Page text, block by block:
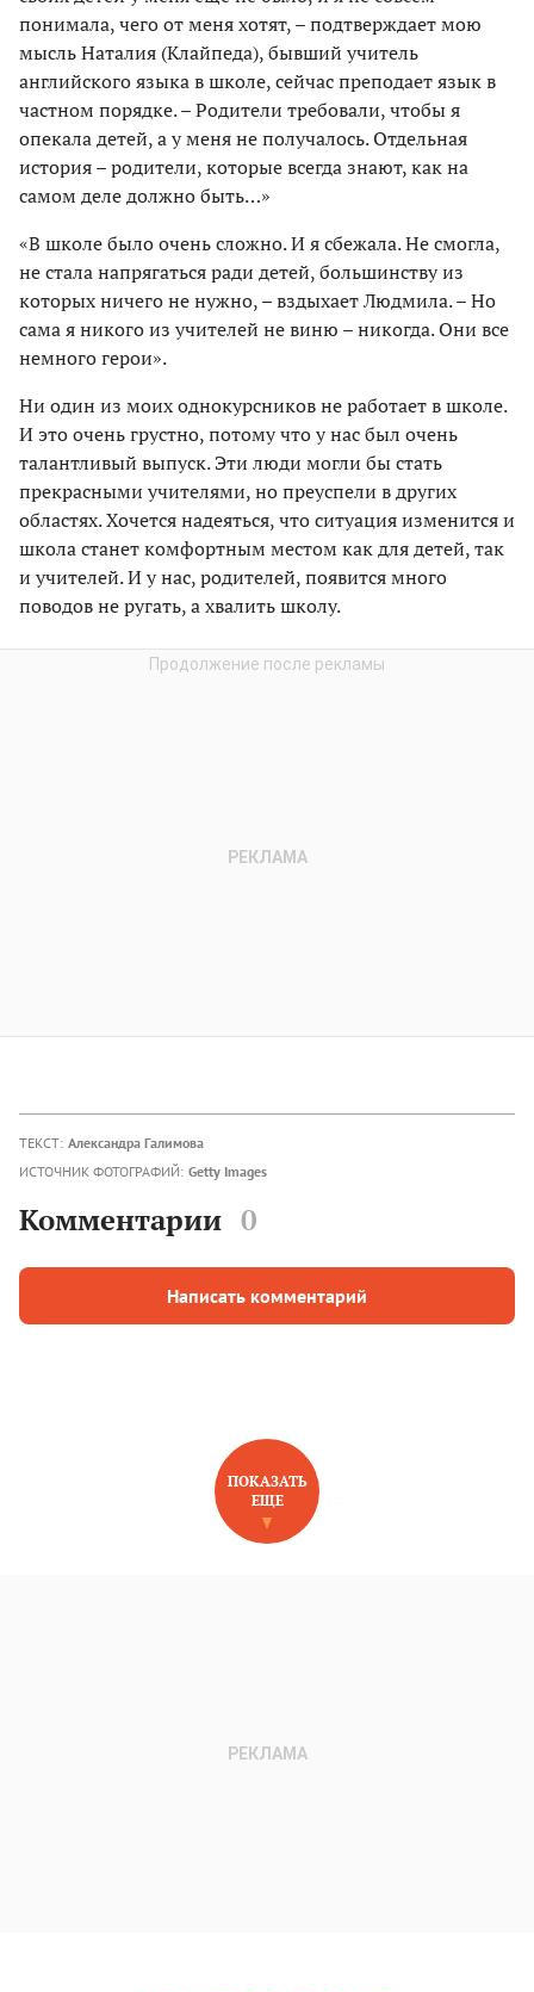
понимала, чего от меня хотят, – подтверждает мою
мысль Наталия (Клайпеда), бывший учитель
английского языка в школе, сейчас преподает язык в
частном порядке. – Родители требовали, чтобы я
опекала детей, а у меня не получалось. Отдельная
история – родители, которые всегда знают, как на
самом деле должно быть…»
«В школе было очень сложно. И я сбежала. Не смогла,
не стала напрягаться ради детей, большинству из
которых ничего не нужно, – вздыхает Людмила. – Но
сама я никого из учителей не виню – никогда. Они все
немного герои».
Ни один из моих однокурсников не работает в школе.
И это очень грустно, потому что у нас был очень
талантливый выпуск. Эти люди могли бы стать
прекрасными учителями, но преуспели в других
областях. Хочется надеяться, что ситуация изменится и
школа станет комфортным местом как для детей, так
и учителей. И у нас, родителей, появится много
поводов не ругать, а хвалить школу.
ТЕКСТ: Александра Галимова
ИСТОЧНИК ФОТОГРАФИЙ: Getty Images
Комментарии 0
Написать комментарий
НОВОЕ НА САЙТЕ
ПОКАЗАТЬ
ЕЩЕ